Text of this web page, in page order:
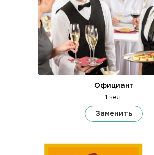
Официант
1 чел.
Заменить